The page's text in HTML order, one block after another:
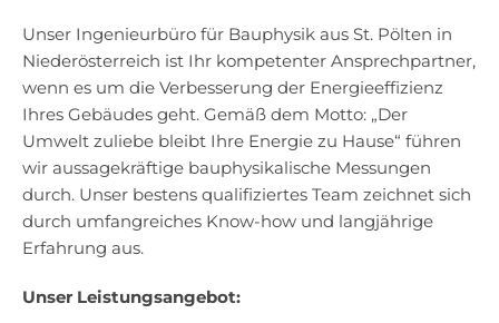
Unser Ingenieurbüro für Bauphysik aus St. Pölten in
Niederösterreich ist Ihr kompetenter Ansprechpartner,
wenn es um die Verbesserung der Energieeffizienz
Ihres Gebäudes geht. Gemäß dem Motto: „Der
Umwelt zuliebe bleibt Ihre Energie zu Hause“ führen
wir aussagekräftige bauphysikalische Messungen
durch. Unser bestens qualifiziertes Team zeichnet sich
durch umfangreiches Know-how und langjährige
Erfahrung aus.
Unser Leistungsangebot: